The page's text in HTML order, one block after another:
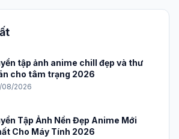
tập ảnh anime chill đẹp và thư
cho tâm trạng 2026
08/2026
Tập Ảnh Nền Đẹp Anime Mới
Cho Máy Tính 2026